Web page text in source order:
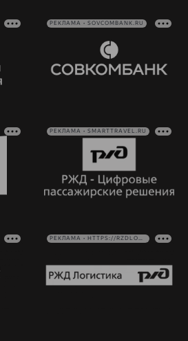
РЕКЛАМА • SOVCOMBANK.RU
РЕКЛАМА • SMARTTRAVEL.RU
РЕКЛАМА • HTTPS://RZDLOG.RU/